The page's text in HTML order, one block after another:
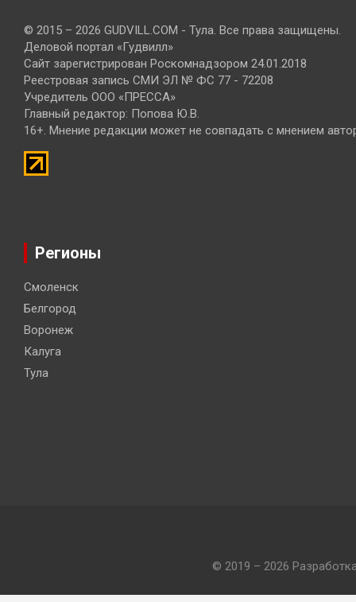
© 2015 – 2026 GUDVILL.COM - Тула. Все права защищены.
Деловой портал «Гудвилл»
Сайт зарегистрирован Роскомнадзором 24.01.2018
Реестровая запись СМИ ЭЛ № ФС 77 - 72208
Учредитель ООО «ПРЕССА»
Главный редактор: Попова Ю.В.
16+. Мнение редакции может не совпадать с мнением
Регионы
Смоленск
Белгород
Воронеж
Калуга
Тула
© 2019 – 2026